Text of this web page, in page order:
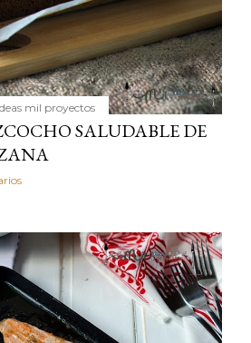
mil proyectos
SALUDABLE DE